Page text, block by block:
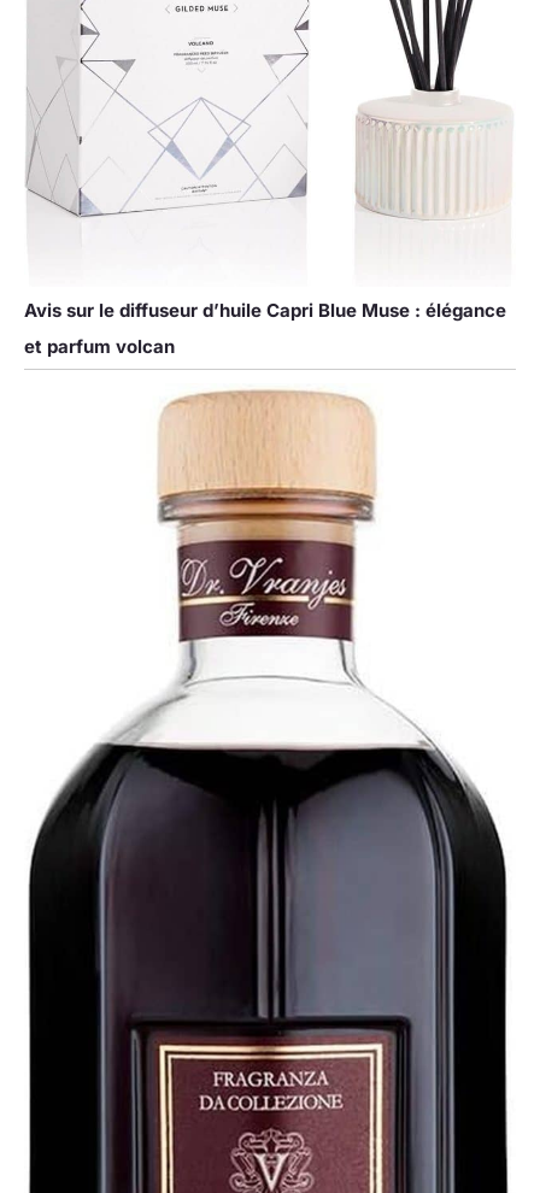
Avis sur le diffuseur d’huile Capri Blue Muse : élégance
et parfum volcan